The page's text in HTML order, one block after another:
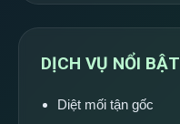
DỊCH VỤ NỔI BẬT
Diệt mối tận gốc